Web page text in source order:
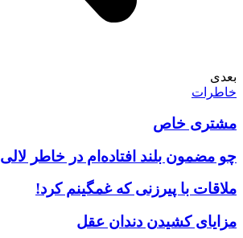
بعدی
خاطرات
مشتری خاص
چو مضمون بلند افتاده‌ام در خاطر لالی
ملاقات با پیرزنی که غمگینم کرد!
مزایای کشیدن دندان عقل